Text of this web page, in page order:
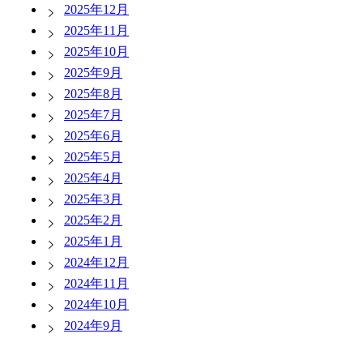
2025年12月
2025年11月
2025年10月
2025年9月
2025年8月
2025年7月
2025年6月
2025年5月
2025年4月
2025年3月
2025年2月
2025年1月
2024年12月
2024年11月
2024年10月
2024年9月